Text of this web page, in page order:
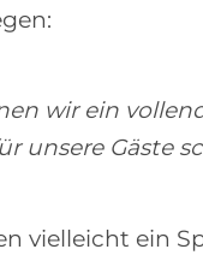
wir ein
unsere Gäste
vielleicht ein